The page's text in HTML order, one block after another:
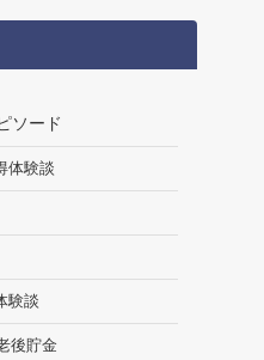
ソード
体験談
験談
後貯金